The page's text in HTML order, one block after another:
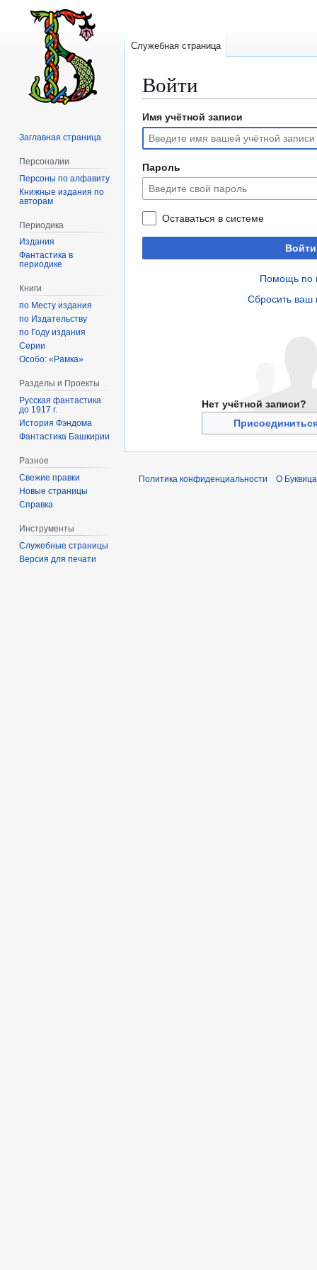
Войти
Перейти
навигации
Перейти
поиску
Имя учётной записи
Пароль
Оставаться в системе
Войти
Помощь по
Сбросить ваш
Нет учётной записи?
Служебная страница
Заглавная страница
Персоналии
Персоны по алфавиту
Книжные издания по
авторам
Периодика
Издания
Фантастика в
периодике
Книги
по Месту издания
по Издательству
по Году издания
Серии
Особо: «Рамка»
Разделы и Проекты
Русская фантастика
до 1917 г.
История Фэндома
Фантастика Башкирии
Разное
Свежие правки
Новые страницы
Справка
Инструменты
Служебные страницы
Версия для печати
Политика конфиденциальности О Буквица